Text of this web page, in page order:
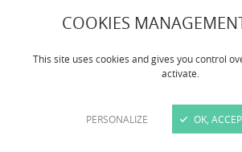
COOKIES
This site uses cookies and gives you control
activate.
PERSONALIZE OK,